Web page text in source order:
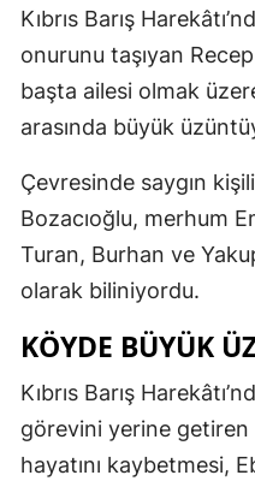
Kıbrıs Barış
onurunu taşıyan
başta ailesi olmak
arasında büyük
Çevresinde saygın
Bozacıoğlu, merhum
Turan, Burhan ve
olarak biliniyordu.
KÖYDE BÜYÜK
Kıbrıs Barış
görevini yerine getiren
hayatını kaybetmesi,